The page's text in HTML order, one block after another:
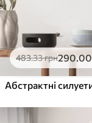
483.33грн290.00
Абстрактні